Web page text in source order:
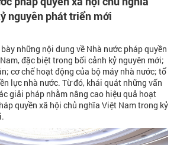
nguyên phát triển mới
những nội dung về Nhà nước pháp quyền
đặc biệt trong bối cảnh kỷ nguyên mới;
cơ chế hoạt động của bộ máy nhà nước; tổ
lực nhà nước. Từ đó, khái quát những vấn
giải pháp nhằm nâng cao hiệu quả hoạt
quyền xã hội chủ nghĩa Việt Nam trong kỷ